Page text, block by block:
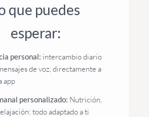
que puedes
esperar:
personal: intercambio diario
de voz, directamente a
app
personalizado: Nutrición,
todo adaptado a ti